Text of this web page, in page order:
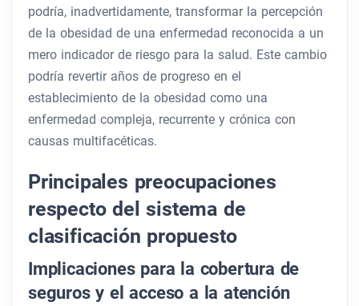
podría, inadvertidamente, transformar la percepción
de la obesidad de una enfermedad reconocida a un
mero indicador de riesgo para la salud. Este cambio
podría revertir años de progreso en el
establecimiento de la obesidad como una
enfermedad compleja, recurrente y crónica con
causas multifacéticas.
Principales preocupaciones
respecto del sistema de
clasificación propuesto
Implicaciones para la cobertura de
seguros y el acceso a la atención